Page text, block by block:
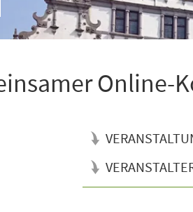
Online-